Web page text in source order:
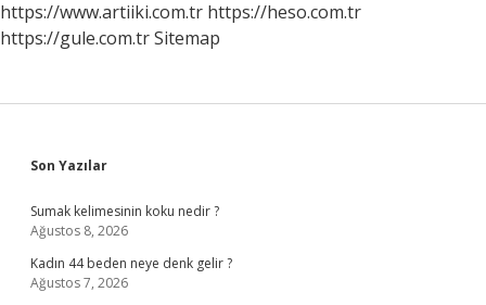
https://www.artiiki.com.tr https://heso.com.tr
https://gule.com.trSitemap
Sidebar
Son Yazılar
Sumak kelimesinin koku nedir ?
Ağustos 8, 2026
Kadın 44 beden neye denk gelir ?
Ağustos 7, 2026